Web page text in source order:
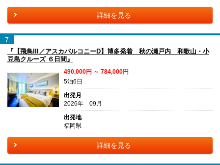
詳細を見る
7
『【飛鳥III／アスカバルコニーD】博多発着 秋の瀬戸内 和歌山・小
豆島クルーズ ６日間』
490,000円 ～ 784,000円
5泊6日
出発月
2026年 09月
出発地
福岡県
詳細を見る